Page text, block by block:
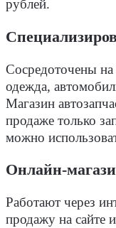
рублей.
Сосредоточены
одежда,
Магазин
продаже только
можно
Онлайн-
Работают через
продажу на сайте